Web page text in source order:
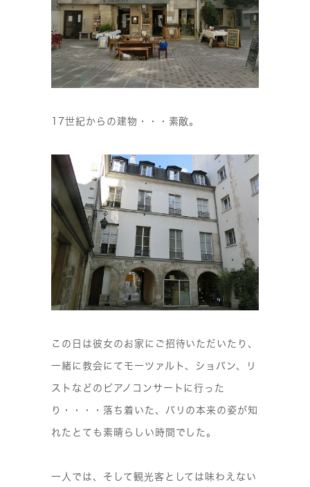
17世紀からの建物・・・素敵。
この日は彼女のお家にご招待いただいたり、
一緒に教会にてモーツァルト、ショパン、リ
ストなどのピアノコンサートに行った
り・・・・落ち着いた、パリの本来の姿が知
れたとても素晴らしい時間でした。
一人では、そして観光客としては味わえない